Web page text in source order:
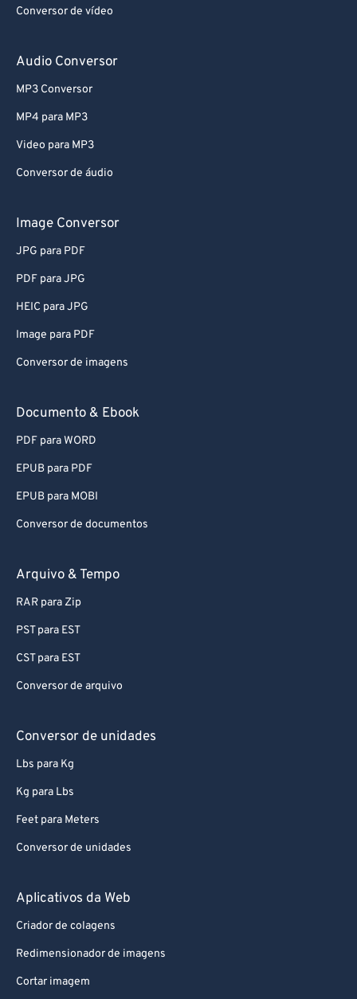
Conversor de vídeo
Audio Conversor
MP3 Conversor
MP4 para MP3
Video para MP3
Conversor de áudio
Image Conversor
JPG para PDF
PDF para JPG
HEIC para JPG
Image para PDF
Conversor de imagens
Documento & Ebook
PDF para WORD
EPUB para PDF
EPUB para MOBI
Conversor de documentos
Arquivo & Tempo
RAR para Zip
PST para EST
CST para EST
Conversor de arquivo
Conversor de unidades
Lbs para Kg
Kg para Lbs
Feet para Meters
Conversor de unidades
Aplicativos da Web
Criador de colagens
Redimensionador de imagens
Cortar imagem